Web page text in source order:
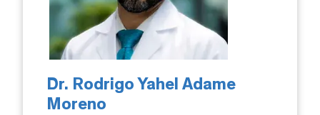
Dr. Rodrigo Yahel Adame
Moreno